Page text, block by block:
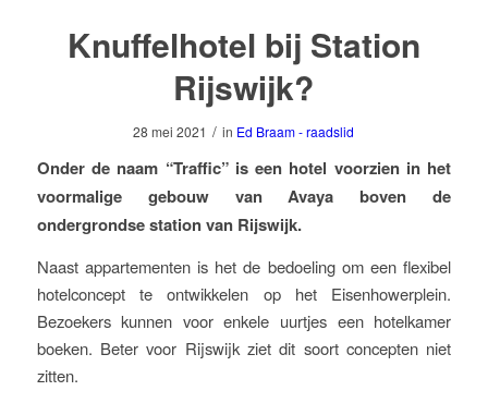
Knuffelhotel bij Station
Rijswijk?
28 mei 2021 / in Ed Braam - raadslid
Onder de naam “Traffic” is een hotel voorzien in het
voormalige gebouw van Avaya boven de
ondergrondse station van Rijswijk.
Naast appartementen is het de bedoeling om een flexibel
hotelconcept te ontwikkelen op het Eisenhowerplein.
Bezoekers kunnen voor enkele uurtjes een hotelkamer
boeken. Beter voor Rijswijk ziet dit soort concepten niet
zitten.